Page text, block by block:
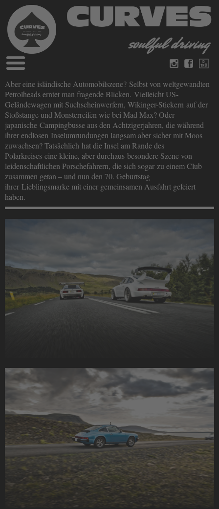
Blog
Magazine
Bücher
Videos
Deutsch Englisch
über Curves
Impressum
Datenschutz
Kontakt
Aber eine isländische Automobilszene? Selbst von weltgewandten
Petrolheads erntet man fragende Blicken. Vielleicht US-
Geländewagen mit Suchscheinwerfern, Wikinger-Stickern auf der
Stoßstange und Monsterreifen wie bei Mad Max? Oder
japanische Campingbusse aus den Achtzigerjahren, die während
ihrer endlosen Inselumrundungen langsam aber sicher mit Moos
zuwachsen? Tatsächlich hat die Insel am Rande des
Polarkreises eine kleine, aber durchaus besondere Szene von
leidenschaftlichen Porschefahrern, die sich sogar zu einem Club
zusammen getan – und nun den 70. Geburtstag
ihrer Lieblingsmarke mit einer gemeinsamen Ausfahrt gefeiert
haben.